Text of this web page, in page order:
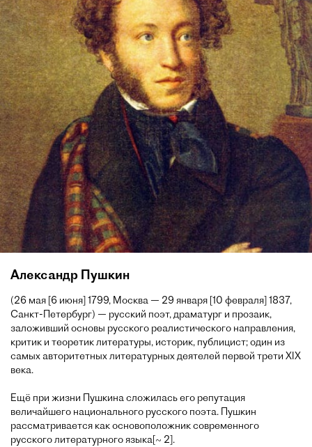
Александр Пушкин
(26 мая [6 июня] 1799, Москва — 29 января [10 февраля] 1837,
Санкт-Петербург) — русский поэт, драматург и прозаик,
заложивший основы русского реалистического направления,
критик и теоретик литературы, историк, публицист; один из
самых авторитетных литературных деятелей первой трети XIX
века.
Ещё при жизни Пушкина сложилась его репутация
величайшего национального русского поэта. Пушкин
рассматривается как основоположник современного
русского литературного языка[~ 2].